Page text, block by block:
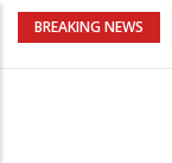
BREAKING NEWS